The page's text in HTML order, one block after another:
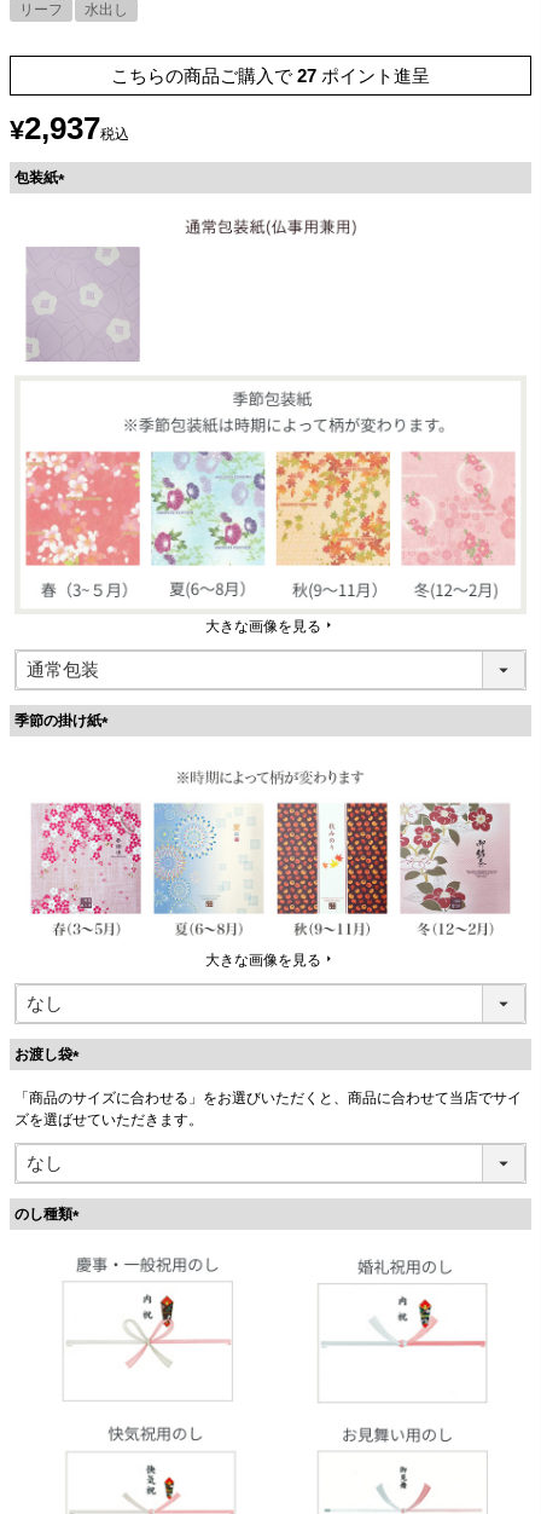
リーフ 水出し
こちらの商品ご購入で 27 ポイント進呈
¥2,937税込
包装紙
須
大きな画像を見る
季節の掛け紙
)
大きな画像を見る
お渡し袋
必
須
)
「商品のサイズに合わせる」をお選びいただくと、商品に合わせて当店でサイ
ズを選ばせていただきます。
のし種類
必
須